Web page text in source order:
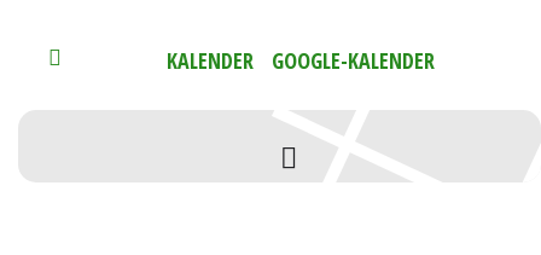
KALENDER GOOGLE-KALENDER